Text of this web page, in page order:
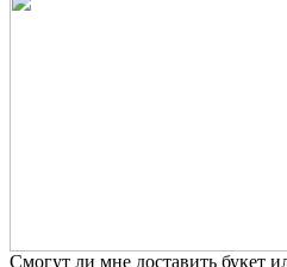
Смогут ли мне доставить букет